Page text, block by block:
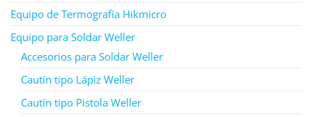
Equipo de Termografía Hikmicro
Equipo para Soldar Weller
Accesorios para Soldar Weller
Cautín tipo Lápiz Weller
Cautín tipo Pistola Weller